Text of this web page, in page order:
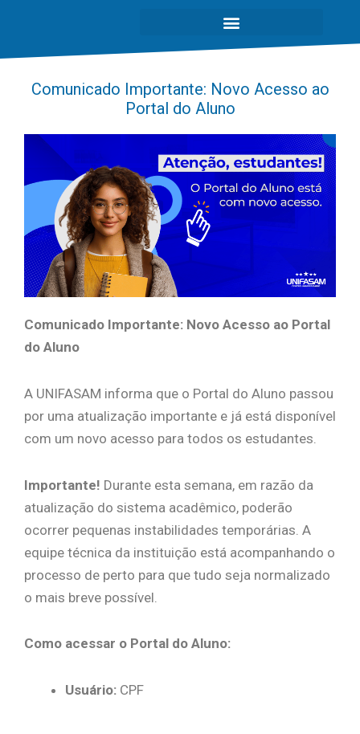
Comunicado Importante: Novo Acesso ao
Portal do Aluno
Comunicado Importante: Novo Acesso ao Portal
do Aluno
A UNIFASAM informa que o Portal do Aluno passou
por uma atualização importante e já está disponível
com um novo acesso para todos os estudantes.
Importante! Durante esta semana, em razão da
atualização do sistema acadêmico, poderão
ocorrer pequenas instabilidades temporárias. A
equipe técnica da instituição está acompanhando o
processo de perto para que tudo seja normalizado
o mais breve possível.
Como acessar o Portal do Aluno:
Usuário: CPF